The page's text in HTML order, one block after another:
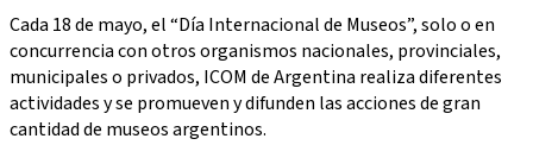
Cada 18 de mayo, el “Día Internacional de Museos”, solo o en
concurrencia con otros organismos nacionales, provinciales,
municipales o privados, ICOM de Argentina realiza diferentes
actividades y se promueven y difunden las acciones de gran
cantidad de museos argentinos.